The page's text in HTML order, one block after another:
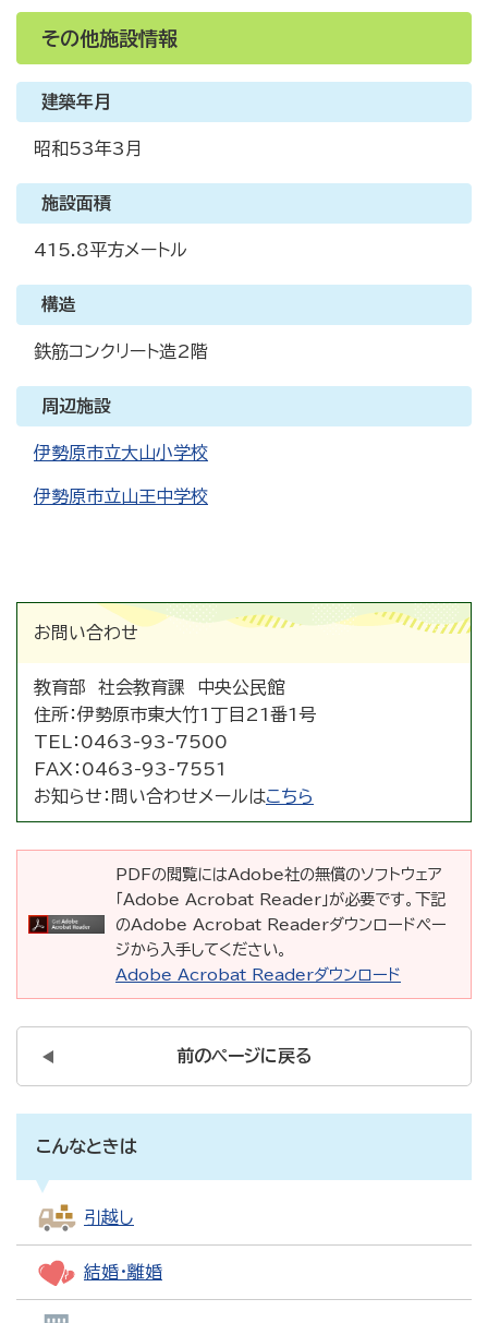
その他施設情報
建築年月
昭和53年3月
施設面積
415.8平方メートル
構造
鉄筋コンクリート造2階
周辺施設
伊勢原市立大山小学校
伊勢原市立山王中学校
お問い合わせ
教育部 社会教育課 中央公民館
住所：伊勢原市東大竹1丁目21番1号
TEL： 0463-93-7500
FAX： 0463-93-7551
お知らせ： 問い合わせメールはこちら
PDFの閲覧にはAdobe社の無償のソフトウェア
「Adobe Acrobat Reader」が必要です。下記
のAdobe Acrobat Readerダウンロードペー
ジから入手してください。
Adobe Acrobat Readerダウンロード
前のページに戻る
こんなときは
引越し
結婚・離婚